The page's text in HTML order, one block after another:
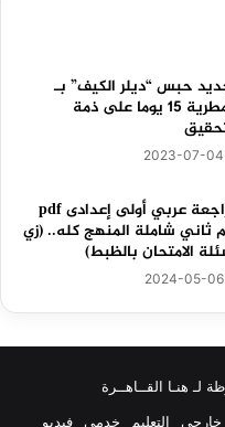
حبس “ديلر الكيف” بـ
المطرية 15 يوما على ذمة
2023-07-04
مراجعة عربي أولى إعدادى pdf
ثاني شاملة المنهج كله.. (زي
الامتحان بالظبط)
2024-05-06
خارجي التعليم خدمي فيديو